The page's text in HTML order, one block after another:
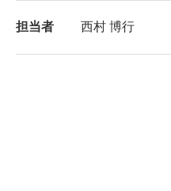
担当者 西村 博行